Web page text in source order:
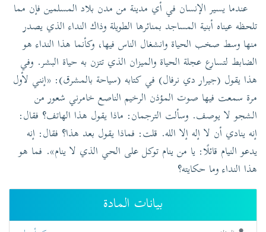
عندما يسير الإنسان في أي مدينة من مدن بلاد المسلمين فإن مما
تلحظه عيناه أبنية المساجد بمنائرها الطويلة وذاك النداء الذي يصدر
منها وسط صخب الحياة وانشغال الناس فيها، وكأنما هذا النداء هو
الضابط لتسارع عجلة الحياة والميزان الذي تتزن به حياة البشر. وفي
هذا يقول (جيرار دي نرفال) في كتابه (سياحة بالمشرق): «إنني لأول
مرة سمعت فيها صوت المؤذن الرخيم الناصع خامرني شعور من
الشجو لا يوصف. وسألت الترجمان: ماذا يقول هذا الهاتف؟ فقال:
إنه ينادي أن لا إله إلا الله. قلت: فماذا يقول بعد هذا؟ فقال: إنه
يدعو النيام قائلًا: يا من ينام توكل على الحي الذي لا ينام». فما هو
هذا النداء وما حكايته؟
بيانات المادة